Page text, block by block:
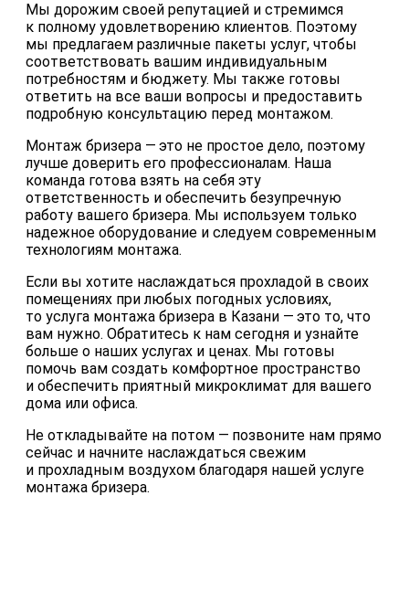
Мы дорожим своей репутацией и стремимся
к полному удовлетворению клиентов. Поэтому
мы предлагаем различные пакеты услуг, чтобы
соответствовать вашим индивидуальным
потребностям и бюджету. Мы также готовы
ответить на все ваши вопросы и предоставить
подробную консультацию перед монтажом.
Монтаж бризера — это не простое дело, поэтому
лучше доверить его профессионалам. Наша
команда готова взять на себя эту
ответственность и обеспечить безупречную
работу вашего бризера. Мы используем только
надежное оборудование и следуем современным
технологиям монтажа.
Если вы хотите наслаждаться прохладой в своих
помещениях при любых погодных условиях,
то услуга монтажа бризера в Казани — это то, что
вам нужно. Обратитесь к нам сегодня и узнайте
больше о наших услугах и ценах. Мы готовы
помочь вам создать комфортное пространство
и обеспечить приятный микроклимат для вашего
дома или офиса.
Не откладывайте на потом — позвоните нам прямо
сейчас и начните наслаждаться свежим
и прохладным воздухом благодаря нашей услуге
монтажа бризера.